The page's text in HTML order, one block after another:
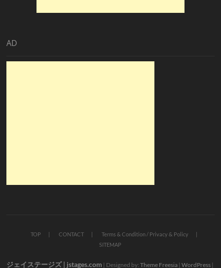
AD
TOP CONTACT
Terms & Condition / Privacy & Policy
SITEMAP
ジェイステージズ | jstages.com | Designed by:Theme Freesia |WordPress |